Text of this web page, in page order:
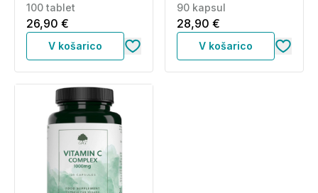
žvečljive tablete (100
tablet)
100 tablet
26,90 €
V košarico
90 kapsul
28,90 €
V košarico